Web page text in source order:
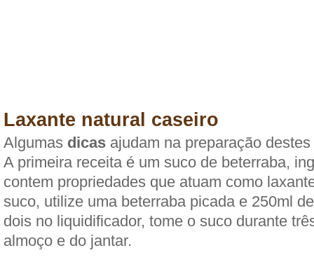
Laxante natural caseiro
Algumas dicas ajudam na preparação
A primeira receita é um suco de beterraba,
contem propriedades que atuam como
suco, utilize uma beterraba picada e 250ml
dois no liquidificador, tome o suco durante
almoço e do jantar.